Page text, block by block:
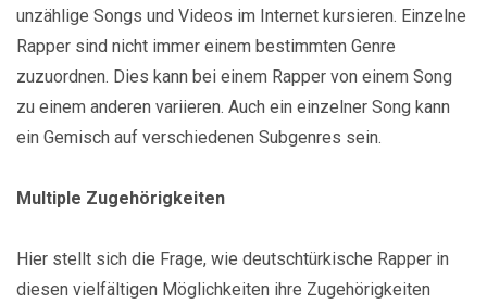
unzählige Songs und Videos im Internet kursieren. Einzelne
Rapper sind nicht immer einem bestimmten Genre
zuzuordnen. Dies kann bei einem Rapper von einem Song
zu einem anderen variieren. Auch ein einzelner Song kann
ein Gemisch auf verschiedenen Subgenres sein.
Multiple Zugehörigkeiten
Hier stellt sich die Frage, wie deutschtürkische Rapper in
diesen vielfältigen Möglichkeiten ihre Zugehörigkeiten